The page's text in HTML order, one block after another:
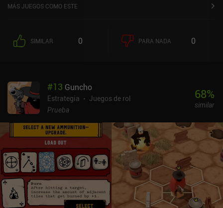
MÁS JUEGOS COMO ESTE
SIMILAR 0 PARA NADA 0
#13 Guncho
Estrategia
Juegos de rol
Prueba
68%
similar